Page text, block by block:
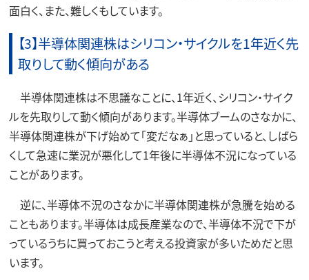
面白く、また、難しくもしています。
【3】半導体関連株はシリコン・サイクルを1年近く先
取りして動く傾向がある
半導体関連株は不思議なことに、1年近く、シリコン・サイク
ルを先取りして動く傾向があります。半導体ブームのさなかに、
半導体関連株が下げ始めて「変だなぁ」と思っていると、しばら
くして急速に業況が悪化して1年後に半導体不況になっている
ことがあります。
逆に、半導体不況のさなかに半導体関連株が急騰を始める
こともあります。半導体は成長産業なので、半導体不況で下が
っているうちに買っておこうと考える投資家が多いためだと思
います。